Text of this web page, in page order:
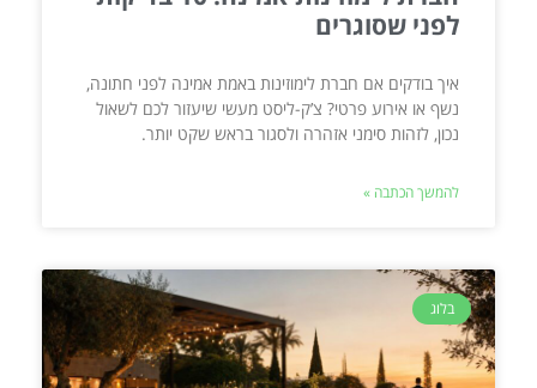
לפני שסוגרים
איך בודקים אם חברת לימוזינות באמת אמינה לפני חתונה,
נשף או אירוע פרטי? צ’ק-ליסט מעשי שיעזור לכם לשאול
נכון, לזהות סימני אזהרה ולסגור בראש שקט יותר.
להמשך הכתבה »
בלוג